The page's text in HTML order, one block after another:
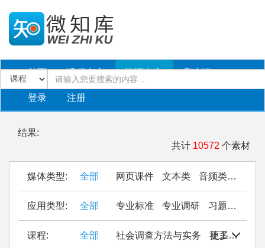
首页 课程中心 资源中心 客户端
登录 注册
结果:
共计 10572 个素材
媒体类型: 全部 网页课件 文本类 音频类
应用类型: 全部 专业标准 专业调研 习题作业
更多
课程: 全部 社会调查方法与实务 社工站运营管理